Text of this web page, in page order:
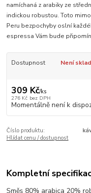
namíchaná z arabiky ze
indickou robustou. Toto
Peru bezpochyby oslní
espressa Vám bude
Dostupnost Není
309 Kč/ks
276 Kč bez DPH
Momentálně není k
Číslo produktu:
Hlídat cenu / dostupnost
Kompletní
Směs 80% arabica 20%